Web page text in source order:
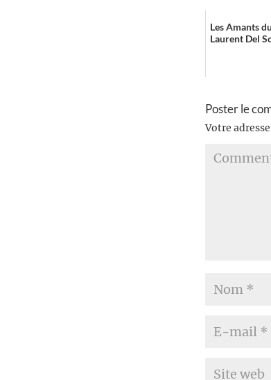
Les Amants
Laurent Del
Poster le
Votre